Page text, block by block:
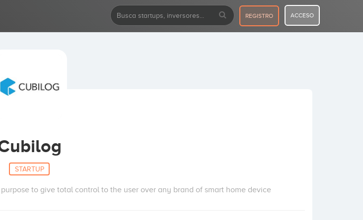
REGISTRO ACCESO
STARTUP
to give total control to the user over any brand of smart home device